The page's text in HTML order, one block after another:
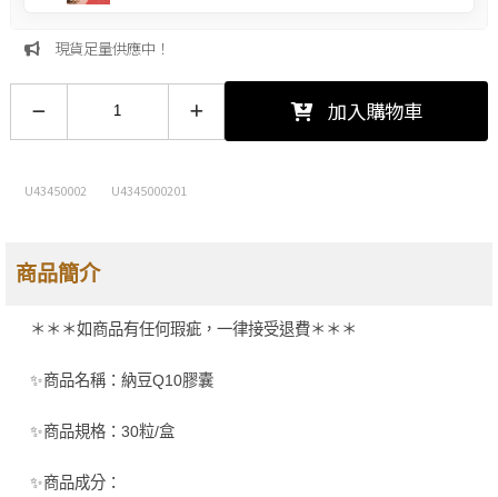
現貨足量供應中！
加入購物車
U43450002 U4345000201
商品簡介
＊＊＊如商品有任何瑕疵，一律接受退費＊＊＊
✨商品名稱：納豆Q10膠囊
✨商品規格：30粒/盒
✨商品成分：